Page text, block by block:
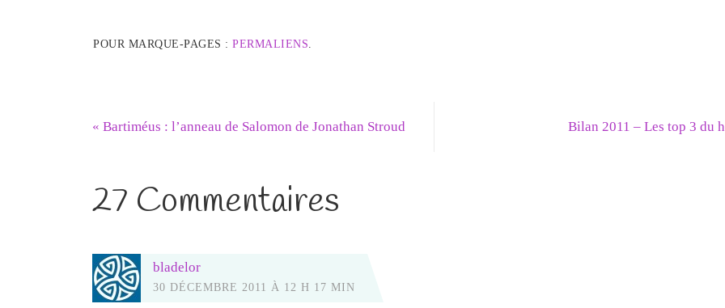
POUR MARQUE-PAGES : PERMALIENS
« Bartiméus : l’anneau de Salomon de Jonathan Stroud Bilan 2011 – Les top 3 du
27 Commentaires
bladelor
30 DÉCEMBRE 2011 À 12 H 17 MIN